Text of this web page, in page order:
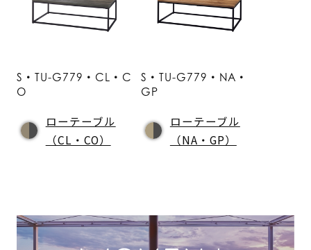
S・TU-G779・CL・C
O
ローテーブル
（CL・CO）
S・TU-G779・NA・
GP
ローテーブル
（NA・GP）